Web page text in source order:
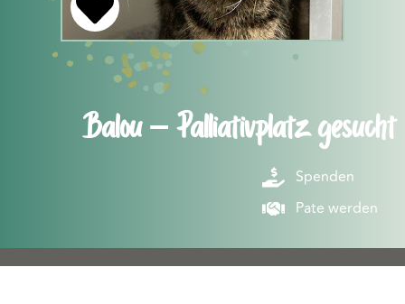
Balou – Palliativplatz gesucht
Spenden
Pate werden